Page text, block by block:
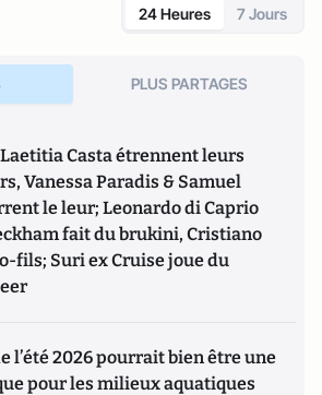
24 Heures 7 Jours
PLUS PARTAGES
Casta étrennent leurs
Vanessa Paradis & Samuel
le leur; Leonardo di Caprio
fait du brukini, Cristiano
fils; Suri ex Cruise joue du
l’été 2026 pourrait bien être une
pour les milieux aquatiques